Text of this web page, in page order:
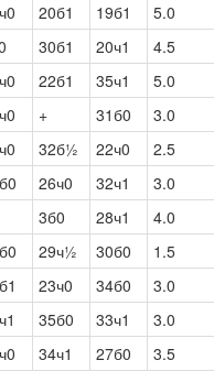
20б1 19б1 5.0
30б1 20ч1 4.5
22б1 35ч1 5.0
+ 31б0 3.0
32б½ 22ч0 2.5
26ч0 32ч1 3.0
3б0 28ч1 4.0
29ч½ 30б0 1.5
23ч0 34б0 3.0
35б0 33ч1 3.0
34ч1 27б0 3.5